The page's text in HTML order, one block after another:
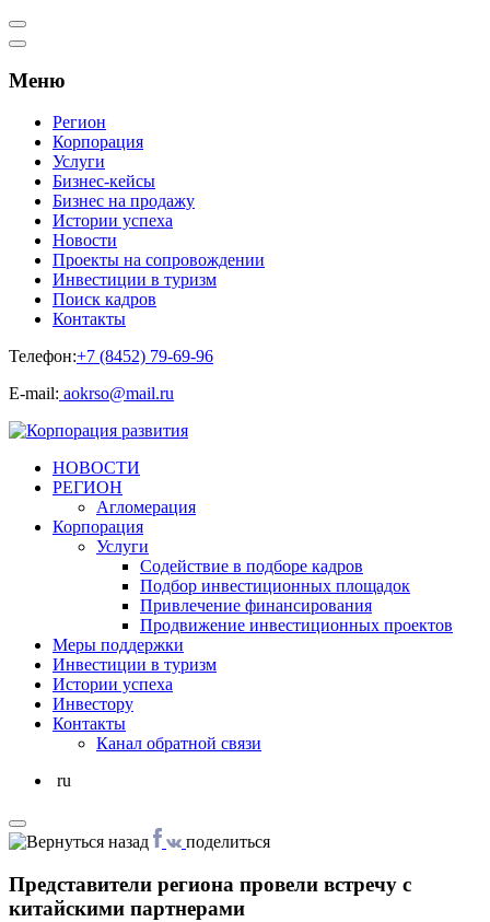
Меню
Регион
Корпорация
Услуги
Бизнес-кейсы
Бизнес на продажу
Истории успеха
Новости
Проекты на сопровождении
Инвестиции в туризм
Поиск кадров
Контакты
Телефон:+7 (8452) 79-69-96
Е-mail: aokrso@mail.ru
НОВОСТИ
РЕГИОН
Агломерация
Корпорация
Услуги
Cодействие в подборе кадров
Подбор инвестиционных площадок
Привлечение финансирования
Продвижение инвестиционных проектов
Меры поддержки
Инвестиции в туризм
Истории успеха
Инвестору
Контакты
Канал обратной связи
ru
поделиться
Представители региона провели встречу с
китайскими партнерами